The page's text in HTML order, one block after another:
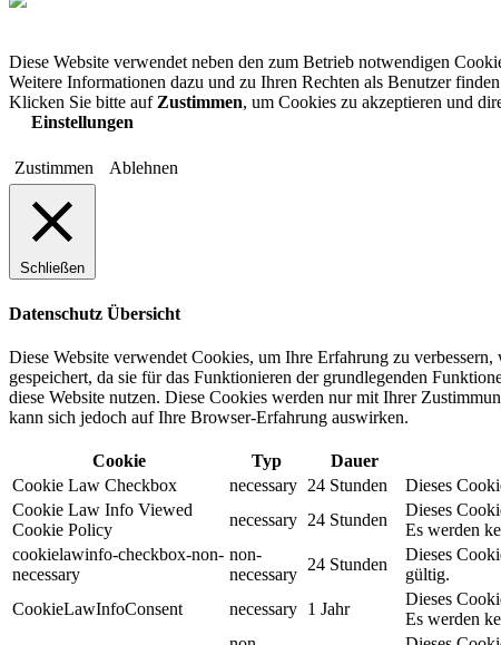
Diese Website verwendet neben den zum Betrieb notwendigen
Weitere Informationen dazu und zu Ihren Rechten als Benutzer
Klicken Sie bitte aufZustimmen, um Cookies zu akzeptieren und
Einstellungen
Zustimmen Ablehnen
Schließen
Datenschutz Übersicht
Diese Website verwendet Cookies, um Ihre Erfahrung zu
gespeichert, da sie für das Funktionieren der grundlegenden
diese Website nutzen. Diese Cookies werden nur mit Ihrer
kann sich jedoch auf Ihre Browser-Erfahrung auswirken.
Cookie Typ Dauer
Cookie Law Checkbox
necessary 24 Stunden
Dieses
Cookie Law Info Viewed
Cookie Policy
necessary 24 Stunden
Dieses
Es werden
cookielawinfo-checkbox-non-
necessary
non-
necessary
24 Stunden
Dieses
gültig.
CookieLawInfoConsent
necessary 1 Jahr
Dieses
Es werden